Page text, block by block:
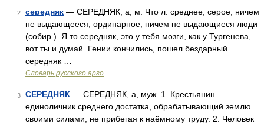
2 середняк — СЕРЕДНЯК, а, м. Что л. среднее, серое, ничем
не выдающееся, ординарное; ничем не выдающиеся люди
(собир.). Я то середняк, это у тебя мозги, как у Тургенева,
вот ты и думай. Гении кончились, пошел бездарный
середняк …
Словарь русского арго
3 СЕРЕДНЯК — СЕРЕДНЯК, а, муж. 1. Крестьянин
единоличник среднего достатка, обрабатывающий землю
своими силами, не прибегая к наёмному труду. 2. Человек